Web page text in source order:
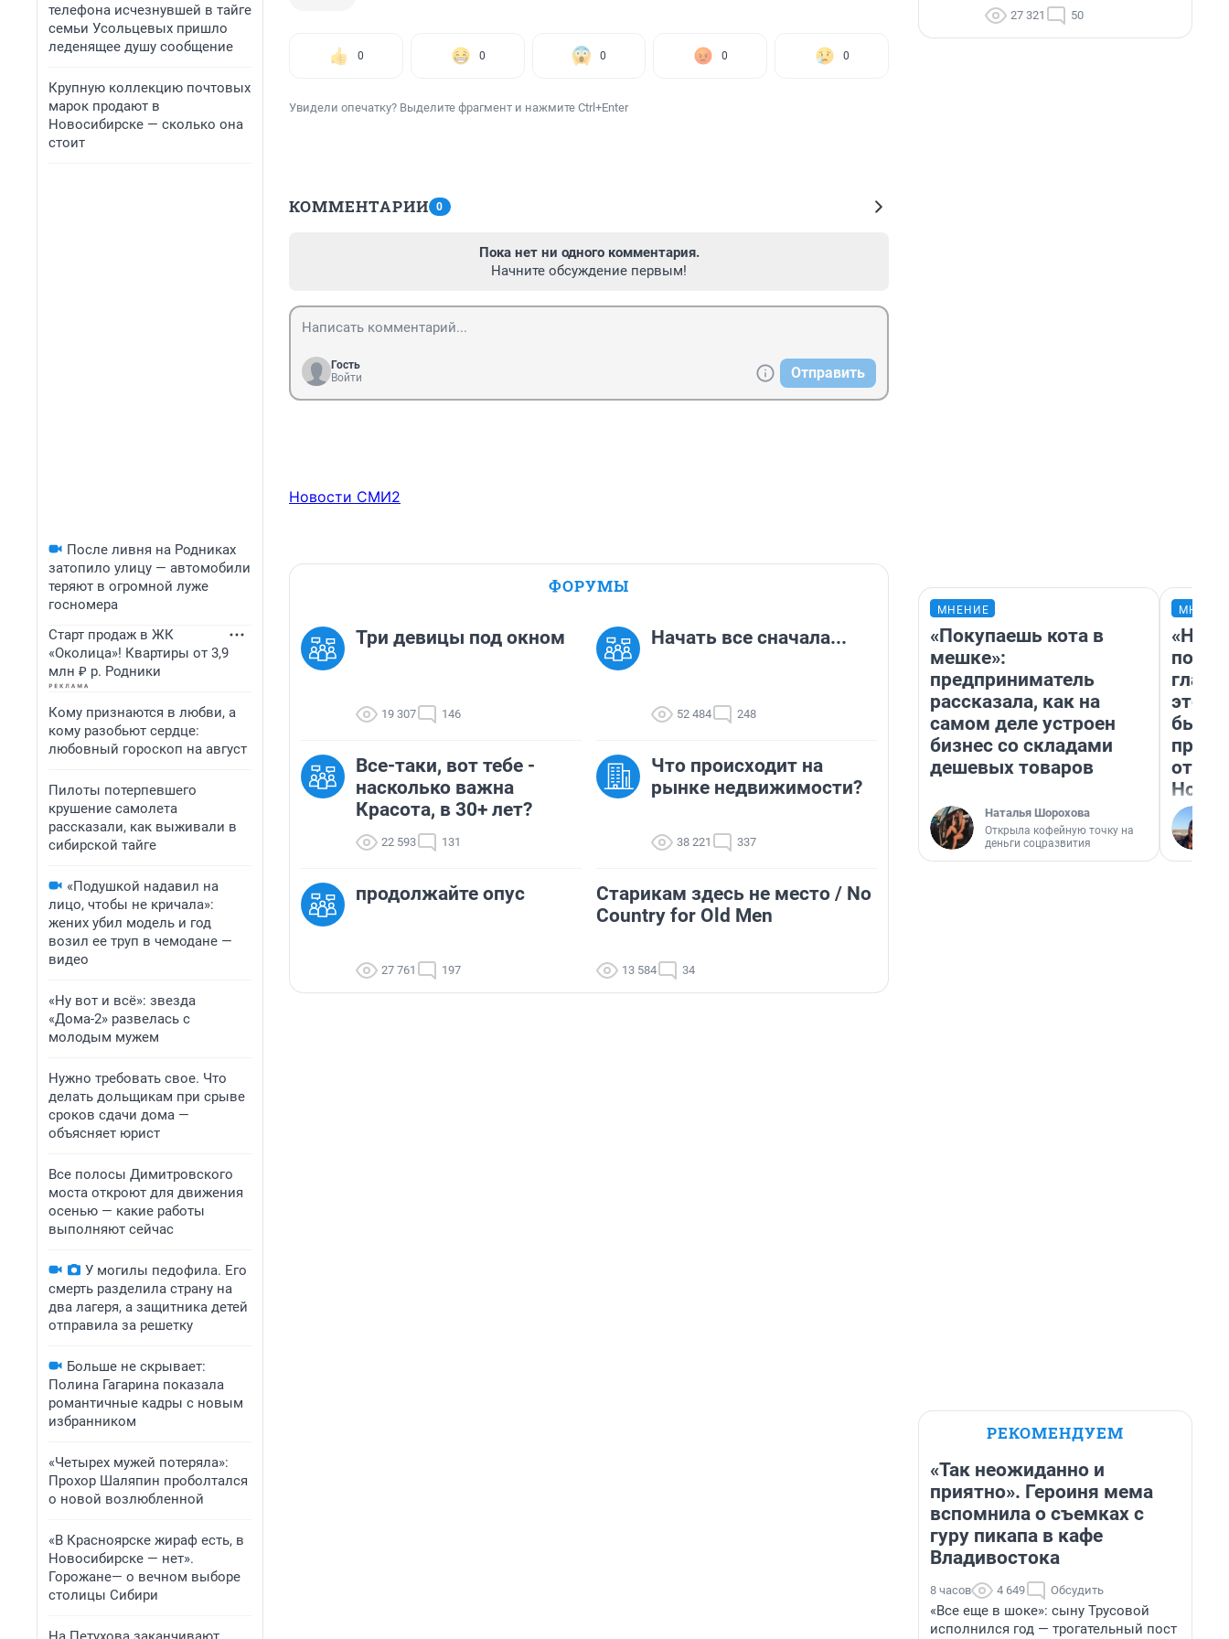
телефона исчезнувшей в тайге
семьи Усольцевых пришло
леденящее душу сообщение
Крупную коллекцию почтовых
марок продают в
Новосибирске — сколько она
стоит
После ливня на Родниках
затопило улицу — автомобили
теряют в огромной луже
госномера
Старт продаж в ЖК
«Околица»! Квартиры от 3,9
млн ₽ р. Родники
Кому признаются в любви, а
кому разобьют сердце:
любовный гороскоп на август
Пилоты потерпевшего
крушение самолета
рассказали, как выживали в
сибирской тайге
«Подушкой надавил на
лицо, чтобы не кричала»:
жених убил модель и год
возил ее труп в чемодане —
видео
«Ну вот и всё»: звезда
«Дома-2» развелась с
молодым мужем
Нужно требовать свое. Что
делать дольщикам при срыве
сроков сдачи дома —
объясняет юрист
Все полосы Димитровского
моста откроют для движения
осенью — какие работы
выполняют сейчас
У могилы педофила. Его
смерть разделила страну на
два лагеря, а защитника детей
отправила за решетку
Больше не скрывает:
Полина Гагарина показала
романтичные кадры с новым
избранником
«Четырех мужей потеряла»:
Прохор Шаляпин проболтался
о новой возлюбленной
«В Красноярске жираф есть, в
Новосибирске — нет».
Горожане— о вечном выборе
столицы Сибири
0 0 0 0 0
Увидели опечатку? Выделите фрагмент и нажмите Ctrl+Enter
КОММЕНТАРИИ 0
Пока нет ни одного комментария.
Начните обсуждение первым!
Гость
Войти
Отправить
Новости СМИ2
ФОРУМЫ
Три девицы под окном
19 307 146
Начать все сначала...
52 484 248
Все-таки, вот тебе -
насколько важна
Красота, в 30+ лет?
22 593 131
Что происходит на
рынке недвижимости?
38 221 337
продолжайте опус
27 761 197
Старикам здесь не место / No
Country for Old Men
13 584 34
27 321 50
МНЕНИЕ
«Покупаешь кота в
мешке»:
предприниматель
рассказала, как на
самом деле устроен
бизнес со складами
дешевых товаров
Наталья Шорохова
Открыла кофейную точку на
деньги соцразвития
этого
бьет
РЕКОМЕНДУЕМ
«Так неожиданно и
приятно». Героиня мема
вспомнила о съемках с
гуру пикапа в кафе
Владивостока
8 часов 4 649 Обсудить
«Все еще в шоке»: сыну Трусовой
исполнился год — трогательный пост